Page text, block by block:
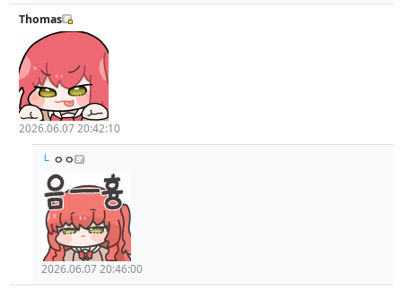
Thomas
2026.06.07 20:42:10
└ ㅇㅇ
2026.06.07 20:46:00